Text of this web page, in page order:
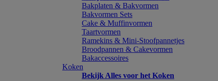
Bakplaten & Bakvormen
Bakvormen Sets
Cake & Muffinvormen
Taartvormen
Ramekins & Mini-Stoofpannetjes
Broodpannen & Cakevormen
Bakaccessoires
Koken
Bekijk Alles voor het Koken